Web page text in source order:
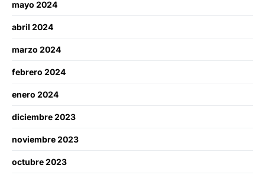
mayo 2024
abril 2024
marzo 2024
febrero 2024
enero 2024
diciembre 2023
noviembre 2023
octubre 2023